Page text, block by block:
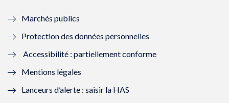
n
ê
t
r
e
n
ê
r
ê
t
e
ê
Marchés publics
Protection des données personnelles
Accessibilité : partiellement conforme
Mentions légales
Lanceurs d’alerte : saisir la HAS